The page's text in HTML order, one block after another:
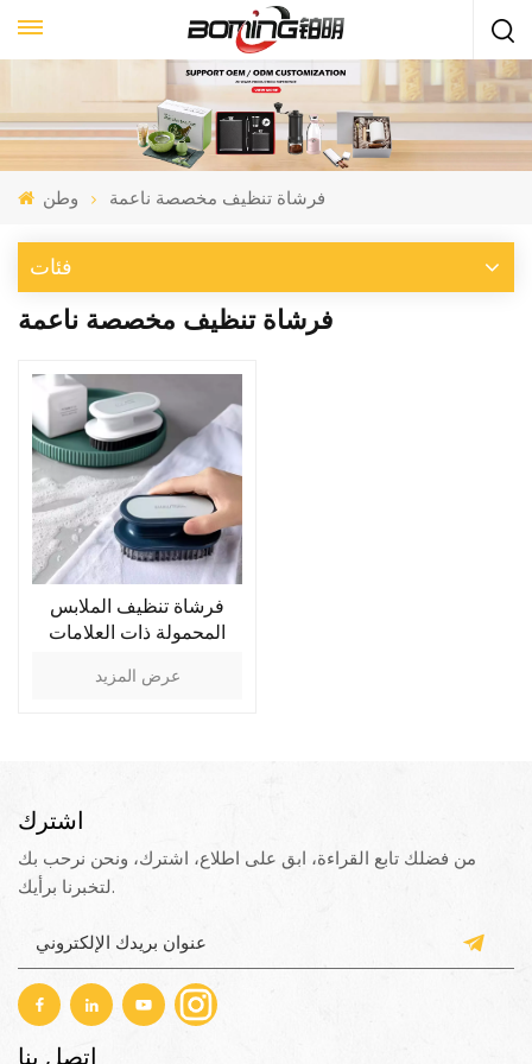
وطن فرشاة تنظيف مخصصة ناعمة
فئات
فرشاة تنظيف مخصصة ناعمة
فرشاة تنظيف الملابس
المحمولة ذات العلامات
عرض المزيد
اشترك
من فضلك تابع القراءة، ابق على اطلاع، اشترك، ونحن نرحب بك
لتخبرنا برأيك.
اتصل بنا